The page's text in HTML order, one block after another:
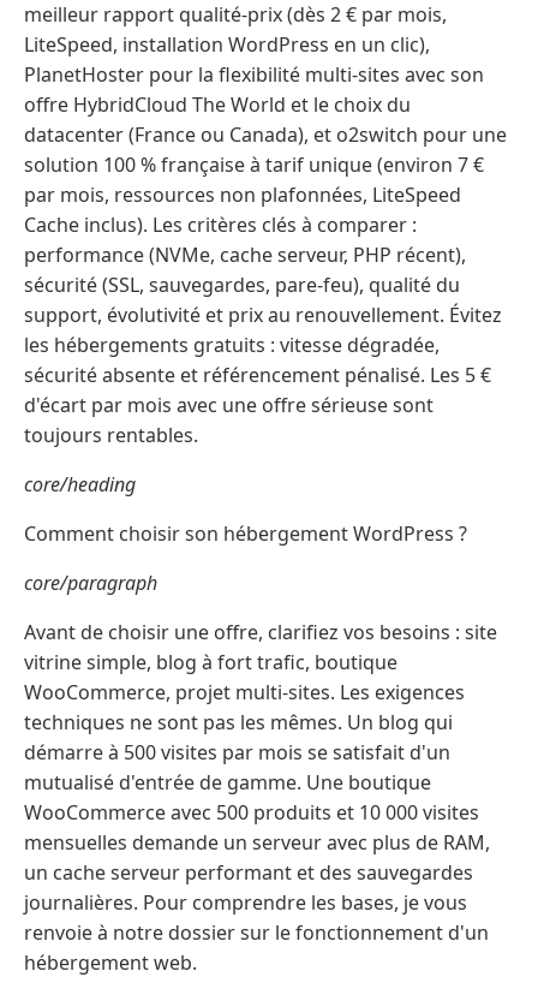
meilleur rapport qualité-prix (dès 2 € par mois,
LiteSpeed, installation WordPress en un clic),
PlanetHoster pour la flexibilité multi-sites avec son
offre HybridCloud The World et le choix du
datacenter (France ou Canada), et o2switch pour une
solution 100 % française à tarif unique (environ 7 €
par mois, ressources non plafonnées, LiteSpeed
Cache inclus). Les critères clés à comparer :
performance (NVMe, cache serveur, PHP récent),
sécurité (SSL, sauvegardes, pare-feu), qualité du
support, évolutivité et prix au renouvellement. Évitez
les hébergements gratuits : vitesse dégradée,
sécurité absente et référencement pénalisé. Les 5 €
d'écart par mois avec une offre sérieuse sont
toujours rentables.
core/heading
Comment choisir son hébergement WordPress ?
core/paragraph
Avant de choisir une offre, clarifiez vos besoins : site
vitrine simple, blog à fort trafic, boutique
WooCommerce, projet multi-sites. Les exigences
techniques ne sont pas les mêmes. Un blog qui
démarre à 500 visites par mois se satisfait d'un
mutualisé d'entrée de gamme. Une boutique
WooCommerce avec 500 produits et 10 000 visites
mensuelles demande un serveur avec plus de RAM,
un cache serveur performant et des sauvegardes
journalières. Pour comprendre les bases, je vous
renvoie à notre dossier sur le fonctionnement d'un
hébergement web.